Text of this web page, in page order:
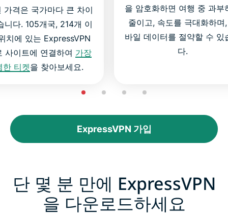
가격은 국가마다 큰 차이
니다. 105개국, 214개 이
치에 있는 ExpressVPN
사이트에 연결하여 가장
한 티켓을 찾아보세요.
을 암호화하면 여행 중 과부
줄이고, 속도를 극대화하며
바일 데이터를 절약할 수 있
다.
ExpressVPN 가입
단 몇 분 만에 ExpressVPN
을 다운로드하세요